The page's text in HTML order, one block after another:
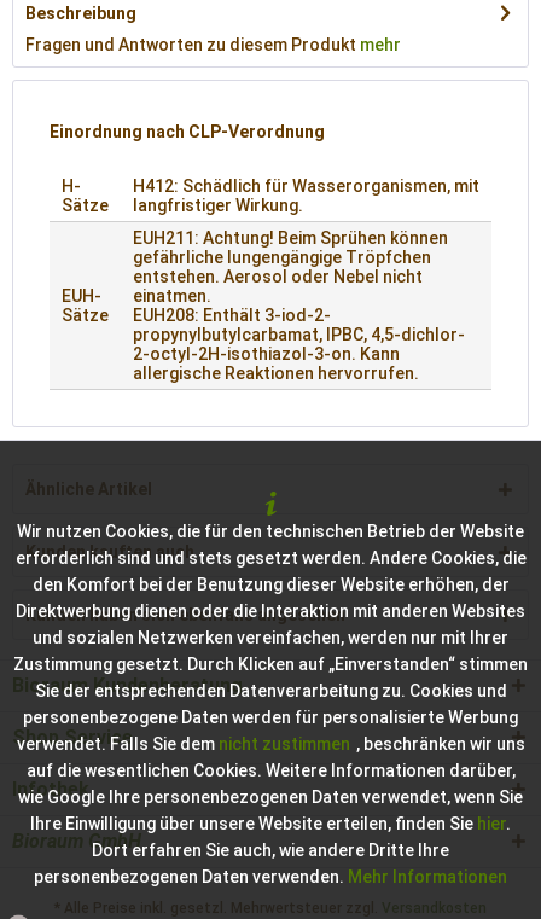
Beschreibung
Fragen und Antworten zu diesem Produkt mehr
Einordnung nach CLP-Verordnung
H-
Sätze
H412: Schädlich für Wasserorganismen, mit
langfristiger Wirkung.
EUH-
Sätze
EUH211: Achtung! Beim Sprühen können
gefährliche lungengängige Tröpfchen
entstehen. Aerosol oder Nebel nicht
einatmen.
EUH208: Enthält 3-iod-2-
propynylbutylcarbamat, IPBC, 4,5-dichlor-
2-octyl-2H-isothiazol-3-on. Kann
allergische Reaktionen hervorrufen.
Ähnliche Artikel
Kunden kauften auch
Kunden haben sich ebenfalls angesehen
Bioraum Kundenberatung
Shop Service
Infothek
Bioraum GmbH
* Alle Preise inkl. gesetzl. Mehrwertsteuer zzgl. Versandkosten
Wir nutzen Cookies, die für den technischen Betrieb der Website
erforderlich sind und stets gesetzt werden. Andere Cookies, die
den Komfort bei der Benutzung dieser Website erhöhen, der
Direktwerbung dienen oder die Interaktion mit anderen Websites
und sozialen Netzwerken vereinfachen, werden nur mit Ihrer
Zustimmung gesetzt. Durch Klicken auf „Einverstanden“ stimmen
Sie der entsprechenden Datenverarbeitung zu. Cookies und
personenbezogene Daten werden für personalisierte Werbung
verwendet. Falls Sie dem nicht zustimmen , beschränken wir uns
auf die wesentlichen Cookies. Weitere Informationen darüber,
wie Google Ihre personenbezogenen Daten verwendet, wenn Sie
Ihre Einwilligung über unsere Website erteilen, finden Sie hier.
Dort erfahren Sie auch, wie andere Dritte Ihre
personenbezogenen Daten verwenden. Mehr Informationen